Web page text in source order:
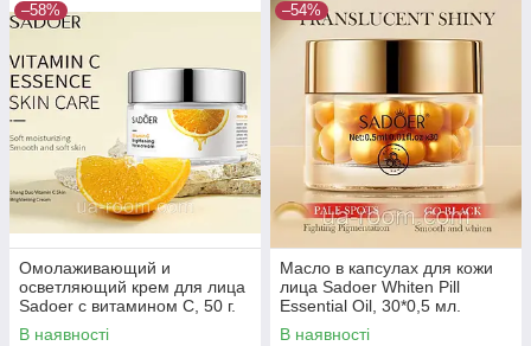
–58%
Омолаживающий и
осветляющий крем для лица
Sadoer с витамином С, 50 г.
В наявності
–54%
Масло в капсулах для кожи
лица Sadoer Whiten Pill
Essential Oil, 30*0,5 мл.
В наявності